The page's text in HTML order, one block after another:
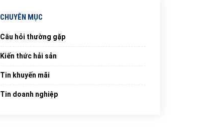
CHUYÊN MỤC
Câu hỏi thường gặp
Kiến thức hải sản
Tin khuyến mãi
Tin doanh nghiệp